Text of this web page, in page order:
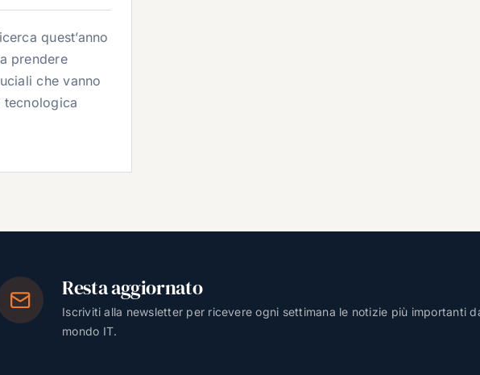
quest’anno
prendere
che vanno
tecnologica
Resta aggiornato
Iscriviti alla newsletter per ricevere ogni settimana le notizie più importanti
mondo IT.